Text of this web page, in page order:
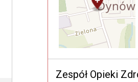
Zespół Opieki